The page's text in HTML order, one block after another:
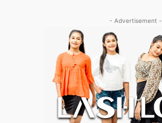
- Advertisement -